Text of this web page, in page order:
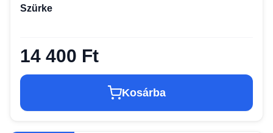
Szürke
14 400 Ft
Kosárba